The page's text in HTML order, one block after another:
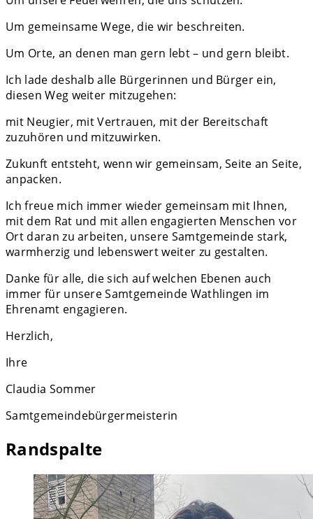
Um gemeinsame Wege, die wir beschreiten.
Um Orte, an denen man gern lebt – und gern bleibt.
Ich lade deshalb alle Bürgerinnen und Bürger ein,
diesen Weg weiter mitzugehen:
mit Neugier, mit Vertrauen, mit der Bereitschaft
zuzuhören und mitzuwirken.
Zukunft entsteht, wenn wir gemeinsam, Seite an Seite,
anpacken.
Ich freue mich immer wieder gemeinsam mit Ihnen,
mit dem Rat und mit allen engagierten Menschen vor
Ort daran zu arbeiten, unsere Samtgemeinde stark,
warmherzig und lebenswert weiter zu gestalten.
Danke für alle, die sich auf welchen Ebenen auch
immer für unsere Samtgemeinde Wathlingen im
Ehrenamt engagieren.
Herzlich,
Ihre
Claudia Sommer
Samtgemeindebürgermeisterin
Randspalte